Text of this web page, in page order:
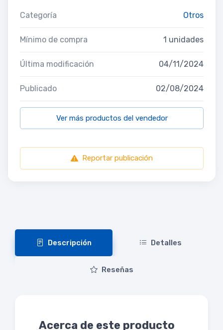
Categoría Otros
Mínimo de compra 1 unidades
Última modificación 04/11/2024
Publicado 02/08/2024
Ver más productos del vendedor
Reportar publicación
Descripción Detalles
Reseñas
Acerca de este producto